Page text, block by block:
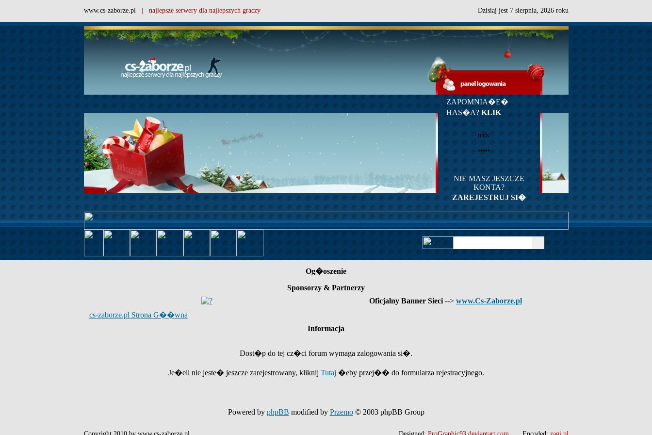
www.cs-zaborze.pl | najlepsze serwery dla najlepszych graczy Dzisiaj jest 7 sierpnia, 2026 roku
ZAPOMNIA�E�
HAS�A? KLIK
NIE MASZ JESZCZE
KONTA?
ZAREJESTRUJ SI�
Og�oszenie
Sponsorzy & Partnerzy
Oficjalny Banner Sieci --> www.Cs-Zaborze.pl
cs-zaborze.pl Strona G��wna
Informacja
Dost�p do tej cz�ci forum wymaga zalogowania si�.
Je�eli nie jeste� jeszcze zarejestrowany, kliknij Tutaj �eby przej�� do formularza rejestracyjnego.
Powered by phpBB modified by Przemo© 2003 phpBB Group